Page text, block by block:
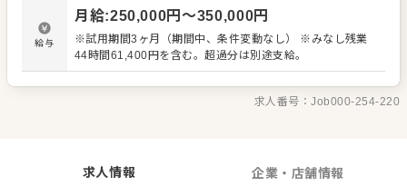
デアも大歓迎です。 スキルに合わせた業務から始め、先輩
スタッフが丁寧にサポート。経験が浅い方も安心して成長
できる環境です。 出店予定も豊富で、将来は店長や料理
＜おすすめポイント＞ 業態や店舗の指定が可能です。終電
を考慮した勤務で、プライベートも確保できます。 独立支
給与
月給:250,000円〜350,000円
※試用期間3ヶ月（期間中、条件変動なし） ※みなし残業
44時間61,400円を含む。超過分は別途支給。
求人番号：Job000-254-220
求人情報 企業・店舗情報